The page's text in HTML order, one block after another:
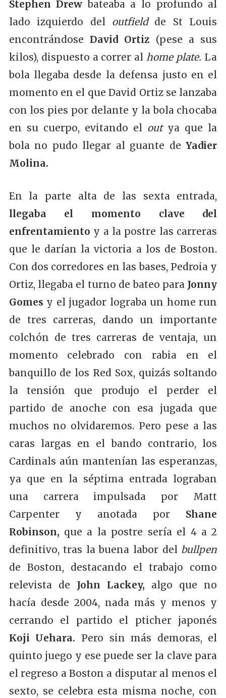
Stephen Drewbateaba a lo profundo al
lado izquierdo del outfield de St Louis
encontrándose David Ortiz (pese a sus
kilos), dispuesto a correr al home plate. La
bola llegaba desde la defensa justo en el
momento en el que David Ortiz se lanzaba
con los pies por delante y la bola chocaba
en su cuerpo, evitando el out ya que la
bola no pudo llegar al guante deYadier
Molina.
En la parte alta de las sexta entrada,
llegaba el momento clave del
enfrentamiento y a la postre las carreras
que le darían la victoria a los de Boston.
Con dos corredores en las bases, Pedroia y
Ortiz, llegaba el turno de bateo para Jonny
Gomes y el jugador lograba un home run
de tres carreras, dando un importante
colchón de tres carreras de ventaja, un
momento celebrado con rabia en el
banquillo de los Red Sox, quizás soltando
la tensión que produjo el perder el
partido de anoche con esa jugada que
muchos no olvidaremos. Pero pese a las
caras largas en el bando contrario, los
Cardinals aún mantenían las esperanzas,
ya que en la séptima entrada lograban
una carrera impulsada por Matt
Carpenter y anotada por Shane
Robinson, que a la postre sería el 4 a 2
definitivo, tras la buena labor del bullpen
de Boston, destacando el trabajo como
relevista de John Lackey, algo que no
hacía desde 2004, nada más y menos y
cerrando el partido el pticher japonés
Koji Uehara. Pero sin más demoras, el
quinto juego y ese puede ser la clave para
el regreso a Boston a disputar al menos el
sexto, se celebra esta misma noche, con